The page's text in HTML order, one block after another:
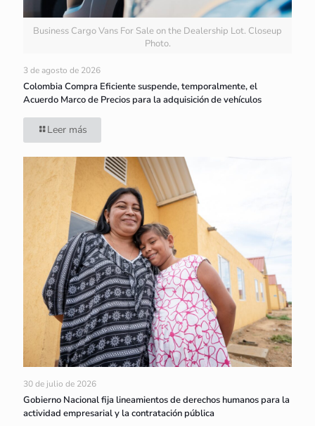
Business Cargo Vans For Sale on the Dealership Lot. Closeup
Photo.
3 de agosto de 2026
Colombia Compra Eficiente suspende, temporalmente, el
Acuerdo Marco de Precios para la adquisición de vehículos
Leer más
30 de julio de 2026
Gobierno Nacional fija lineamientos de derechos humanos para la
actividad empresarial y la contratación pública